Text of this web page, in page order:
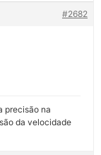
#2682
precisão na
da velocidade